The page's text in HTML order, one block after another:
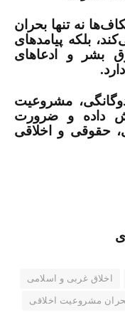
نه تنها بحران
بلکه پیامدهای
بشر و ادعاهای
مشروعیت
داده و ضرورت
حقوقی و اخلاقی
اخلاق غربی و اسلامی
مشروعیت اخلاقی